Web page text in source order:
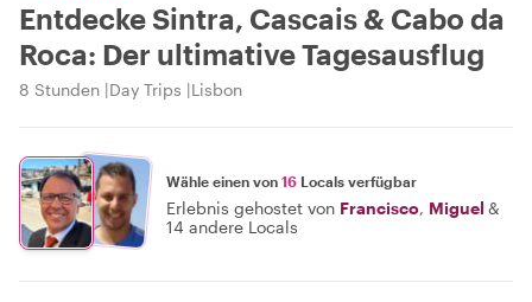
Entdecke Sintra, Cascais & Cabo da
Roca: Der ultimative Tagesausflug
8 Stunden Day Trips Lisbon
Wähle einen von 16 Locals verfügbar
Erlebnis gehostet von Francisco, Miguel &
14 andere Locals